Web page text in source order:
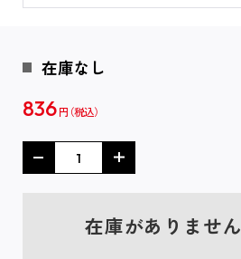
在庫なし
836 円
在庫がありません